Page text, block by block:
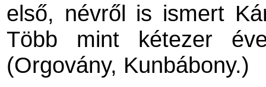
első, névről is ismert
Több mint kétezer
(Orgovány, Kunbábony.)